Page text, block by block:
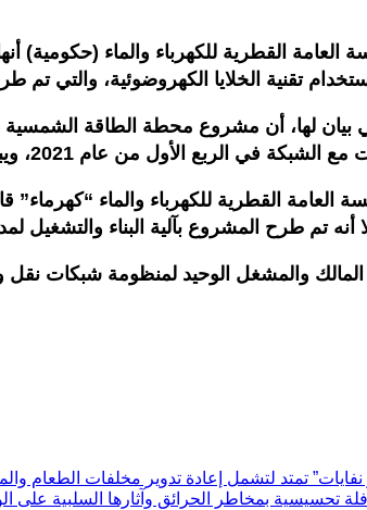
العامة القطرية للكهرباء والماء
تقنية الخلايا الكهروضوئية، والتي
لمدة 25 سنة، ثم نقل الأصول إلى كهرماء وفقا لنظام البناء والتملك والتشغيل ونقل الملكية “بوث” المعروف
الوحيد لمنظومة شبكات نقل وتوزيع الكهرباء
تمتد لتشمل إعادة تدوير مخلفات الطعام
تحسيسية بمخاطر الحرائق وآثارها السلبية على